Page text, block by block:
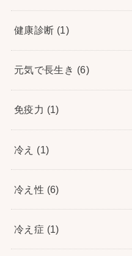
健康診断 (1)
元気で長生き (6)
免疫力 (1)
冷え (1)
冷え性 (6)
冷え症 (1)